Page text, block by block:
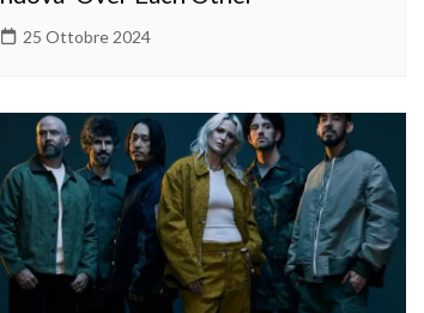
25 Ottobre 2024